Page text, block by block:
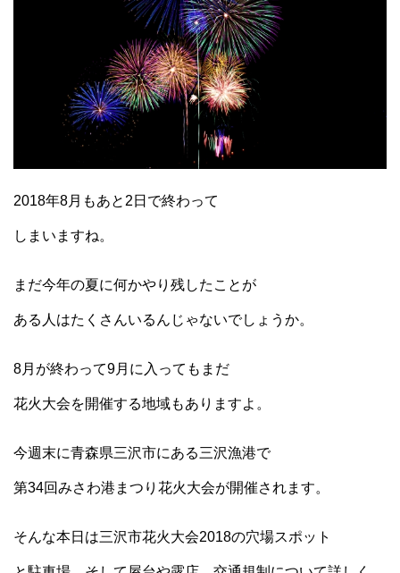
2018年8月もあと2日で終わって
しまいますね。
まだ今年の夏に何かやり残したことが
ある人はたくさんいるんじゃないでしょうか。
8月が終わって9月に入ってもまだ
花火大会を開催する地域もありますよ。
今週末に青森県三沢市にある三沢漁港で
第34回みさわ港まつり花火大会が開催されます。
そんな本日は三沢市花火大会2018の穴場スポット